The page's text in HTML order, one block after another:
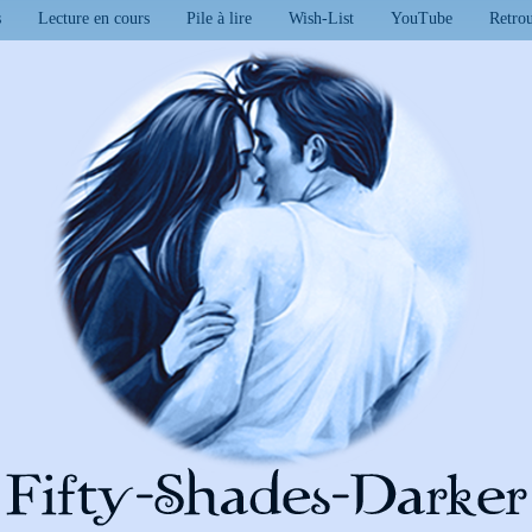
Lecture en cours Pile à lire Wish-List YouTube